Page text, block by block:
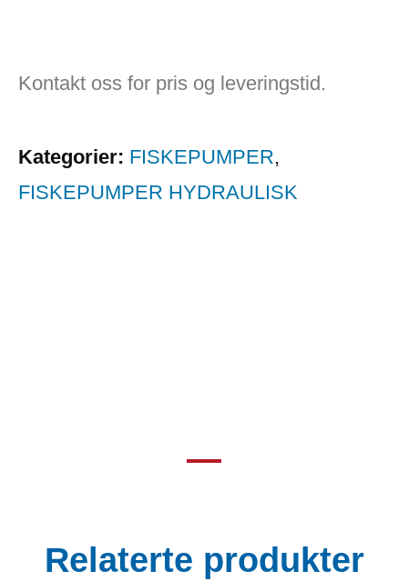
Kontakt oss for pris og leveringstid.
Kategorier: FISKEPUMPER,
FISKEPUMPER HYDRAULISK
Relaterte produkter